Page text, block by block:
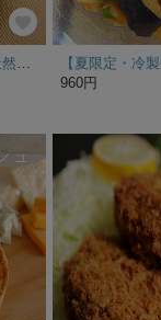
960円